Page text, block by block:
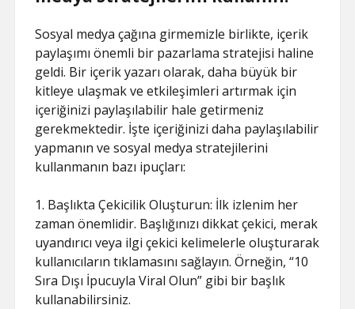
Sosyal medya çağına girmemizle birlikte, içerik
paylaşımı önemli bir pazarlama stratejisi haline
geldi. Bir içerik yazarı olarak, daha büyük bir
kitleye ulaşmak ve etkileşimleri artırmak için
içeriğinizi paylaşılabilir hale getirmeniz
gerekmektedir. İşte içeriğinizi daha paylaşılabilir
yapmanın ve sosyal medya stratejilerini
kullanmanın bazı ipuçları:
1. Başlıkta Çekicilik Oluşturun: İlk izlenim her
zaman önemlidir. Başlığınızı dikkat çekici, merak
uyandırıcı veya ilgi çekici kelimelerle oluşturarak
kullanıcıların tıklamasını sağlayın. Örneğin, “10
Sıra Dışı İpucuyla Viral Olun” gibi bir başlık
kullanabilirsiniz.